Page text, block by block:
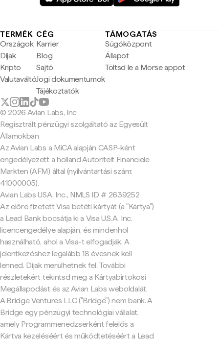
TERMÉK
Országok
Díjak
Kripto
Valutaváltó
CÉG
Karrier
Blog
Sajtó
Jogi dokumentumok
Tájékoztatók
TÁMOGATÁS
Súgóközpont
Állapot
Töltsd le a Morse appot
© 2026 Avian Labs, Inc
Regisztrált pénzügyi szolgáltató az Egyesült
Államokban
Az Avian Labs a MiCA alapján CASP-ként
engedélyezett a holland Autoriteit Financiële
Markten (AFM) által (nyilvántartási szám:
41000005).
Avian Labs USA, Inc., NMLS ID # 2639252
Az előre fizetett Visa betéti kártyát (a "Kártya")
a Lead Bank bocsátja ki a Visa U.S.A. Inc.
licencengedélye alapján, és mindenhol
használható, ahol a Visa-t elfogadják. A
jelentkezéshez legalább 18 évesnek kell
lenned. Díjak merülhetnek fel. További
részletekért tekintsd meg a Kártyabirtokosi
Megállapodást és az Avian Labs weboldalát.
A Bridge Ventures LLC ("Bridge") nem bank. A
Bridge egy pénzügyi technológiai vállalat,
amely Programmenedzserként felelős a
Kártya kezeléséért és működtetéséért a Lead